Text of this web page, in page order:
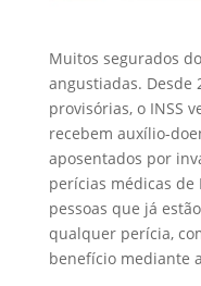
Muitos segurados
angustiadas. Desde
provisórias, o INSS
recebem auxílio-
aposentados por
perícias médicas de
pessoas que já
qualquer perícia,
benefício mediante